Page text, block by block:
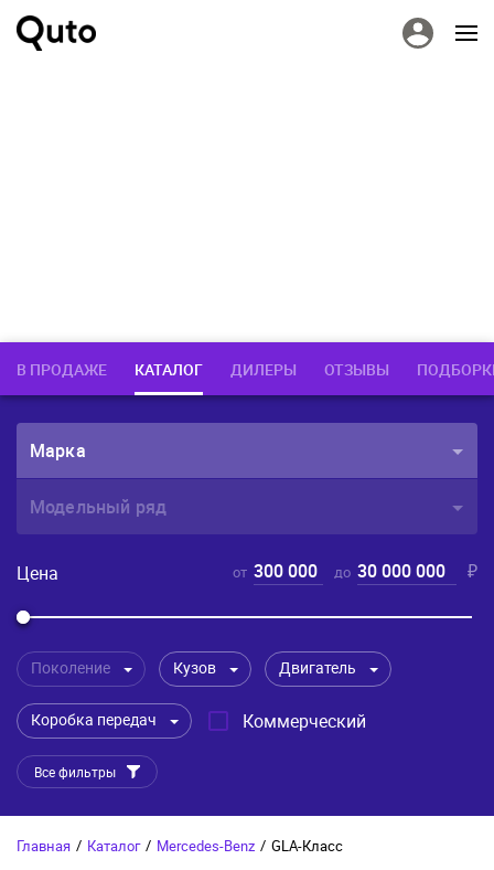
В ПРОДАЖЕ КАТАЛОГ ДИЛЕРЫ ОТЗЫВЫ
Марка
Модельный ряд
Цена от 300 000 до 30 000 000 ₽
Поколение Кузов Двигатель
Коробка передач Коммерческий
Все фильтры
Главная / Каталог / Mercedes-Benz / GLA-Класс